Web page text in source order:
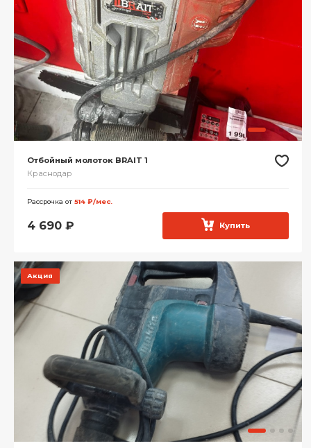
Отбойный молоток BRAIT 1
Краснодар
Рассрочка от 514 ₽/мес.
4 690 ₽ Купить
Акция